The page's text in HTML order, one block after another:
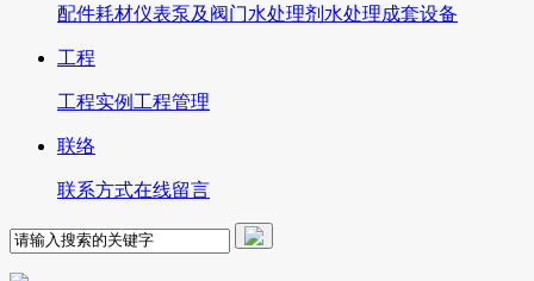
配件耗材仪表泵及阀门水处理剂 水处理成套设备
工程
工程实例 工程管理
联络
联系方式在线留言